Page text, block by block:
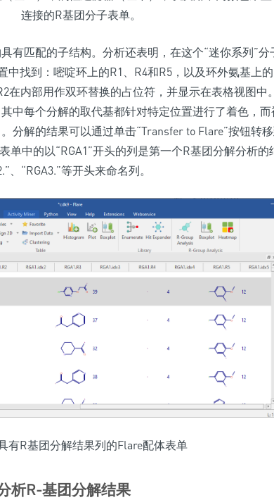
连接的R基团分子表单。
有匹配的子结构。分析还表明，在这个“迷你系列”分
中找到：嘧啶环上的R1、R4和R5，以及环外氨基上
在内部用作双环替换的占位符，并显示在表格视图中
中每个分解的取代基都针对特定位置进行了着色，而
分解的结果可以通过单击“Transfer to Flare”按钮转
单中的以“RGA1”开头的列是第一个R基团分解分析的
、“RGA3.”等开头来命名列。
有R基团分解结果列的Flare配体表单
析R-基团分解结果